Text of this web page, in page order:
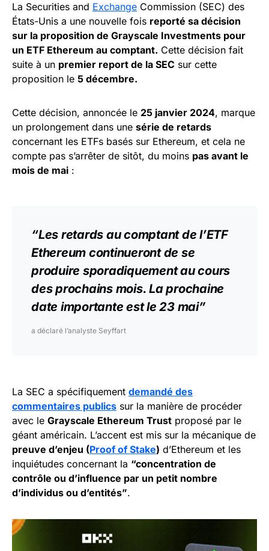
La Securities and Exchange Commission (SEC) des
États-Unis a une nouvelle fois reporté sa décision
sur la proposition de Grayscale Investments pour
un ETF Ethereum au comptant. Cette décision fait
suite à un premier report de la SEC sur cette
proposition le 5 décembre.
Cette décision, annoncée le 25 janvier 2024, marque
un prolongement dans une série de retards
concernant les ETFs basés sur Ethereum, et cela ne
compte pas s’arrêter de sitôt, du moins pas avant le
mois de mai :
“Les retards au comptant de l’ETF
Ethereum continueront de se
produire sporadiquement au cours
des prochains mois. La prochaine
date importante est le 23 mai”
a déclaré l’analyste Seyffart
La SEC a spécifiquement demandé des
commentaires publics sur la manière de procéder
avec le Grayscale Ethereum Trust proposé par le
géant américain. L’accent est mis sur la mécanique de
preuve d’enjeu (Proof of Stake) d’Ethereum et les
inquiétudes concernant la “concentration de
contrôle ou d’influence par un petit nombre
d’individus ou d’entités”.